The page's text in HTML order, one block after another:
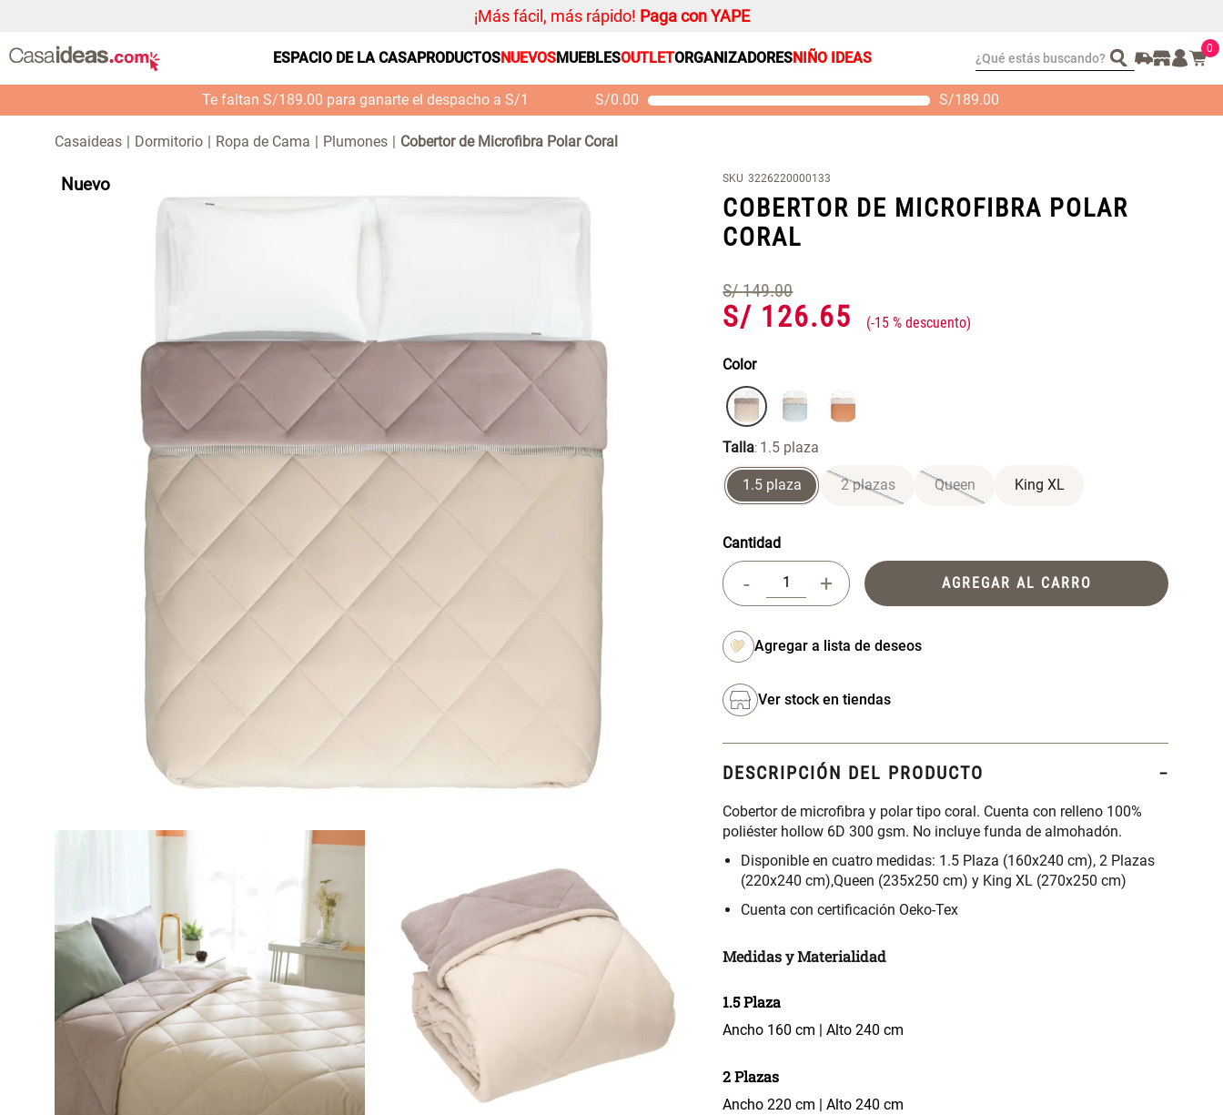
¡Más fácil, más rápido! Paga con YAPE
ESPACIO DE LA CASAPRODUCTOSNUEVOSMUEBLESOUTLETORGANIZADORESNIÑO IDEAS ¿Qué estás buscando? 0
Te faltan S/189.00 para ganarte el despacho a S/1 S/0.00 S/189.00
Dormitorio Ropa de Cama Plumones Cobertor de Microfibra Polar Coral
Nuevo SKU 3226220000133
COBERTOR DE MICROFIBRA POLAR
CORAL
S/ 149.00
S/ 126.65 -15 %
Color
Talla: 1.5 plaza
1.5 plaza 2 plazas Queen King XL
Cantidad
+
- AGREGAR AL CARRO
Ver stock en tiendas
DESCRIPCIÓN DEL PRODUCTO
Cobertor de microfibra y polar tipo coral. Cuenta con relleno 100%
poliéster hollow 6D 300 gsm. No incluye funda de almohadón.
Disponible en cuatro medidas: 1.5 Plaza (160x240 cm), 2 Plazas
(220x240 cm),Queen (235x250 cm) y King XL (270x250 cm)
Cuenta con certificación Oeko-Tex
Medidas y Materialidad
1.5 Plaza
Ancho 160 cm | Alto 240 cm
2 Plazas
Ancho 220 cm | Alto 240 cm
S/ 261.00 S/ 104.00
Organizador
Cojin
Alfombra
Almohada
Cortinas